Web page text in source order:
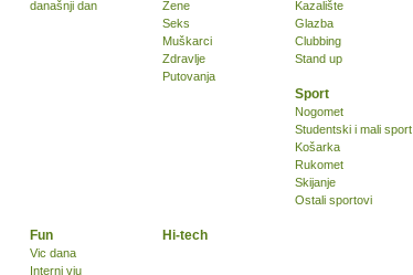
današnji dan
Žene
Seks
Muškarci
Zdravlje
Putovanja
Kazalište
Glazba
Clubbing
Stand up
Sport
Nogomet
Studentski i mali sport
Košarka
Rukomet
Skijanje
Ostali sportovi
Fun
Vic dana
Interni vju
Hi-tech